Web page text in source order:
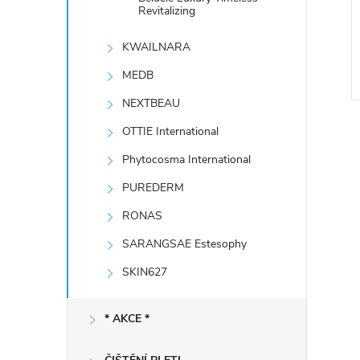
Revitalizing
KWAILNARA
MEDB
NEXTBEAU
OTTIE International
Phytocosma International
PUREDERM
RONAS
SARANGSAE Estesophy
SKIN627
* AKCE *